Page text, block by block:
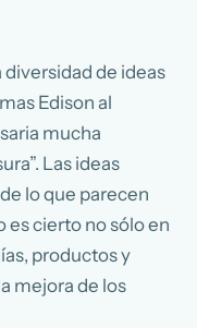
de ideas
Edison al
mucha
Las ideas
lo que parecen
es cierto no sólo en
productos y
mejora de los